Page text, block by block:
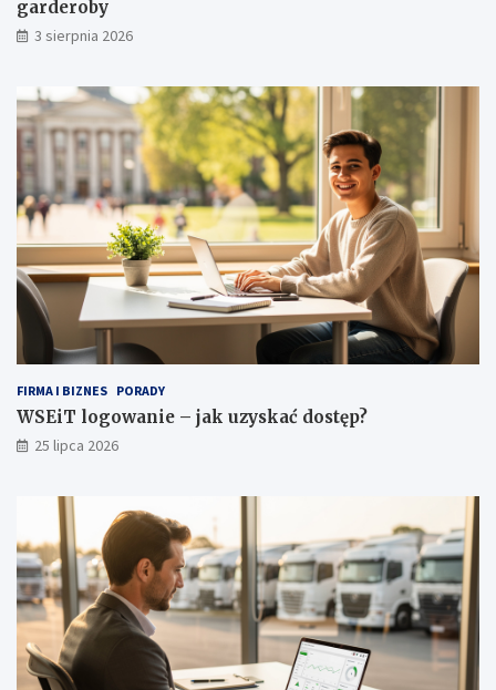
b
a
z
o
b
i
e
c
e
g
a
d
r
o
b
y
a
ć
d
t
ę
p
?
garderoby
3 sierpnia 2026
FIRMA I BIZNES PORADY
WSEiT logowanie – jak uzyskać dostęp?
25 lipca 2026